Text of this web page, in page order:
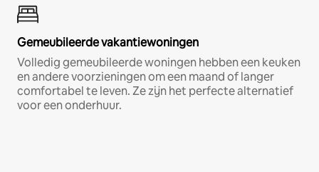
Gemeubileerde vakantiewoningen
Volledig gemeubileerde woningen hebben een keuken
en andere voorzieningen om een maand of langer
comfortabel te leven. Ze zijn het perfecte alternatief
voor een onderhuur.